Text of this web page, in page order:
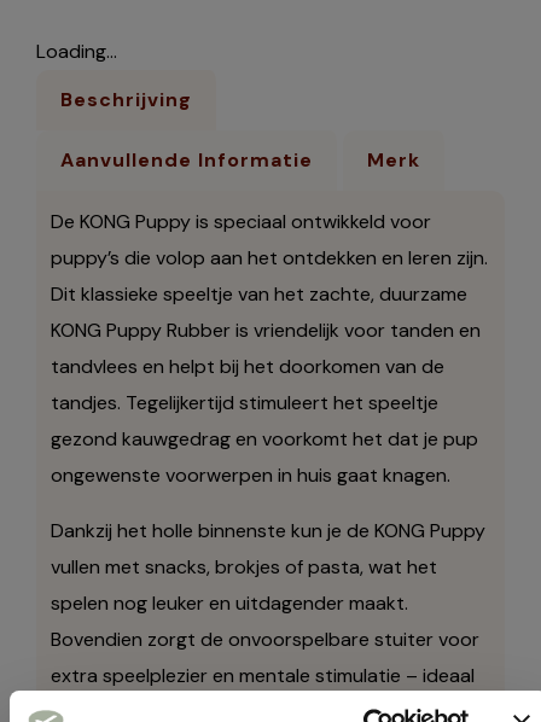
Loading...
Beschrijving
Aanvullende Informatie Merk
De KONG Puppy is speciaal ontwikkeld voor
puppy’s die volop aan het ontdekken en leren zijn.
Dit klassieke speeltje van het zachte, duurzame
KONG Puppy Rubber is vriendelijk voor tanden en
tandvlees en helpt bij het doorkomen van de
tandjes. Tegelijkertijd stimuleert het speeltje
gezond kauwgedrag en voorkomt het dat je pup
ongewenste voorwerpen in huis gaat knagen.
Dankzij het holle binnenste kun je de KONG Puppy
vullen met snacks, brokjes of pasta, wat het
spelen nog leuker en uitdagender maakt.
Bovendien zorgt de onvoorspelbare stuiter voor
extra speelplezier en mentale stimulatie – ideaal
voor energieke puppy’s.